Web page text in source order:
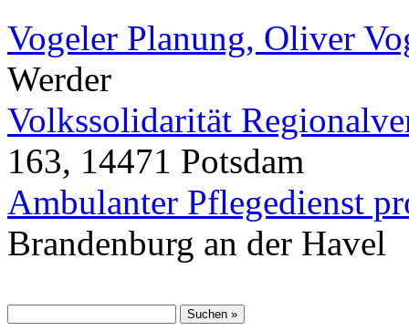
Vogeler Planung, Oliver
Werder
Volkssolidarität
163, 14471 Potsdam
Ambulanter Pflegedienst
Brandenburg an der Havel